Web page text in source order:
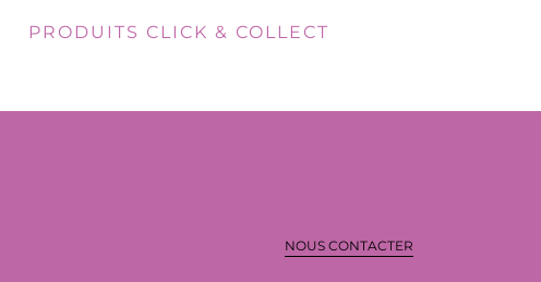
PRODUITS CLICK & COLLECT
NOUS CONTACTER